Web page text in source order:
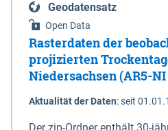
Geodatensatz
Open Data
Rasterdaten der
projizierten
Niedersachsen (AR5-
Aktualität der Daten:seit